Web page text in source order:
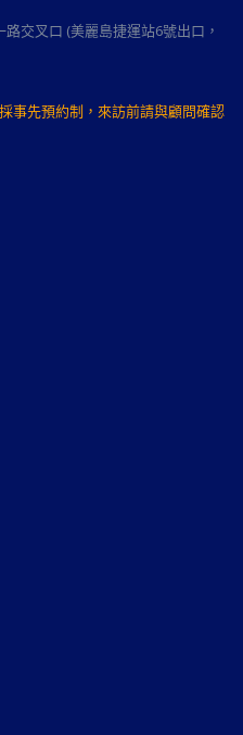
交叉口 (美麗島捷運站6號出口，
事先預約制，來訪前請與顧問確認